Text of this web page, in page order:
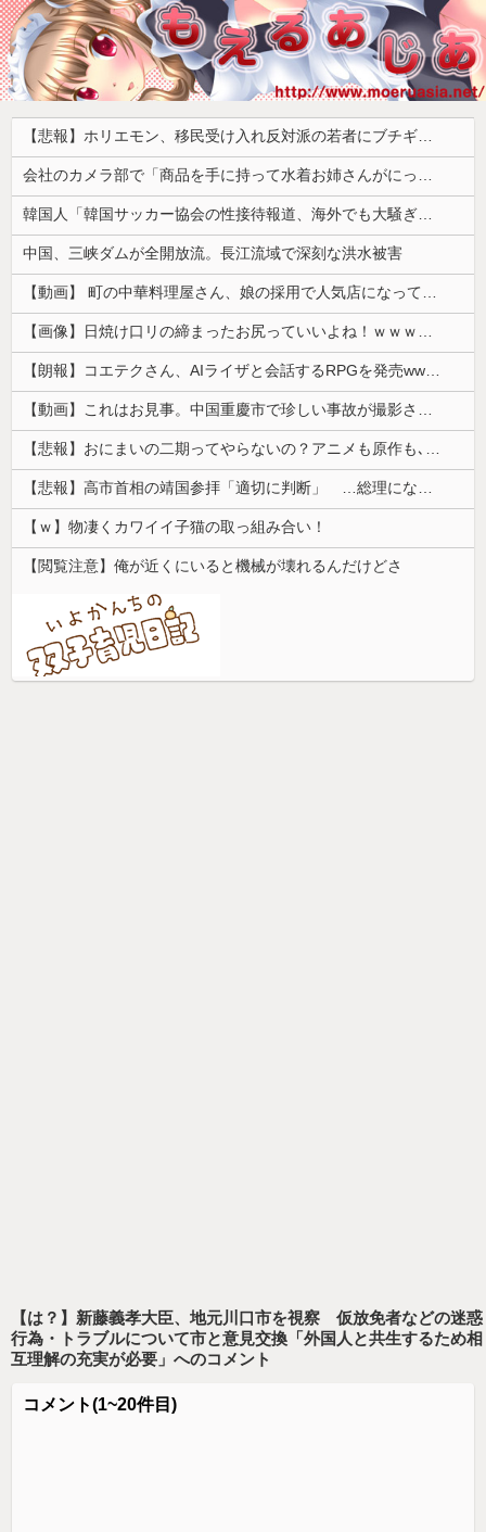
【悲報】ホリエモン、移民受け入れ反対派の若者にブチギレ「差別するなんて最低だ！」 → スタジオ誰も反論できず沈黙 ………
会社のカメラ部で「商品を手に持って水着お姉さんがにっこり」を撮影、だがお姉さんは素人アルバイトで親バレした結果……
韓国人「韓国サッカー協会の性接待報道、海外でも大騒ぎに・・・2002年W杯4強の記録取り消しの声も」→「マジで国の恥だ」「2002年まで疑う価値...
中国、三峡ダムが全開放流。長江流域で深刻な洪水被害
【動画】 町の中華料理屋さん、娘の採用で人気店になってしまう
【画像】日焼け口リの締まったお尻っていいよね！ｗｗｗｗｗ
【朗報】コエテクさん、AIライザと会話するRPGを発売wwwwwwwwwwww
【動画】これはお見事。中国重慶市で珍しい事故が撮影される。
【悲報】おにまいの二期ってやらないの？アニメも原作も､外人からも人気あったのに
【悲報】高市首相の靖国参拝「適切に判断」 …総理になる前の昨年は参拝
【ｗ】物凄くカワイイ子猫の取っ組み合い！
【閲覧注意】俺が近くにいると機械が壊れるんだけどさ
【は？】新藤義孝大臣、地元川口市を視察 仮放免者などの迷惑
行為・トラブルについて市と意見交換「外国人と共生するため相
互理解の充実が必要」 へのコメント
コメント(1~20件目)